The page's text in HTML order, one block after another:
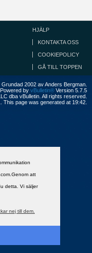
att
detta. Vi säljer
nej till dem.
HJÄLP
KONTAKTA OSS
COOKIEPOLICY
GÅ TILL TOPPEN
2002 av Anders Bergman.
Powered by vBulletin® Version 5.7.5
dba vBulletin. All rights reserved.
This page was generated at 19:42.